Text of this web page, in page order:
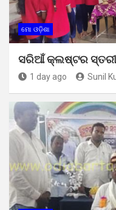
ମୋ ଓଡ଼ିଶା
ସରିଆଁ କ୍ଲଷ୍ଟର
1 day ago Sunil